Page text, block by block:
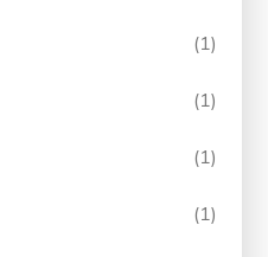
(1)
(1)
(1)
(1)